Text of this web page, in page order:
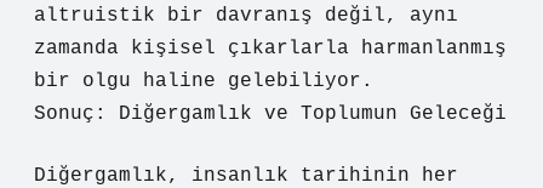
altruistik bir davranış değil, aynı
zamanda kişisel çıkarlarla harmanlanmış
bir olgu haline gelebiliyor.
Sonuç: Diğergamlık ve Toplumun Geleceği
Diğergamlık, insanlık tarihinin her